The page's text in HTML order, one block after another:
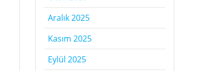
Aralık 2025
Kasım 2025
Eylül 2025